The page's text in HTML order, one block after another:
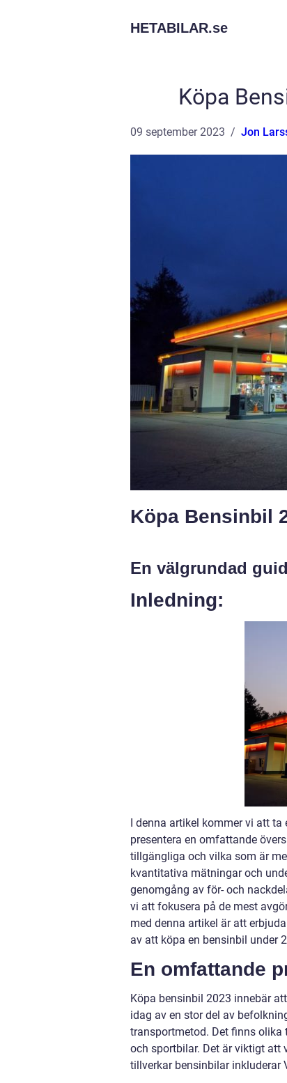
HETABILAR.se
Köpa
09 september 2023 Jon
Köpa Bensinbil
En välgrundad
Inledning:
I denna artikel kommer vi att
presentera en omfattande
tillgängliga och vilka som är
kvantitativa mätningar och
genomgång av för- och
vi att fokusera på de mest
med denna artikel är att
av att köpa en bensinbil under
En omfattande
Köpa bensinbil 2023 innebär
idag av en stor del av
transportmetod. Det finns olika
och sportbilar. Det är viktigt att
tillverkar bensinbilar inkluderar